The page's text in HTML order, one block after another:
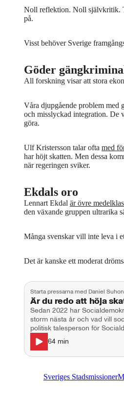
Noll reflektion. Noll självkritik.
på.
Visst behöver Sverige
Göder
All forskning visar att stora
Våra djupgående problem med
och misslyckad integration. De
göra.
Ulf Kristersson talar ofta med
har höjt skatten. Men dessa
när regeringen sviker.
Ekdals oro
Lennart Ekdal är övre
den växande gruppen ultrarika
Många svenskar vill inte leva i
Det är kanske ett moderat
Starta pressarna med Daniel
Är du redo att höja
Sedan 2022 har
storm nästa år och vad vill
politisk talesperson för
Mikael Damberg, Elisabeth
64 min
Sveriges Stadsmissioner